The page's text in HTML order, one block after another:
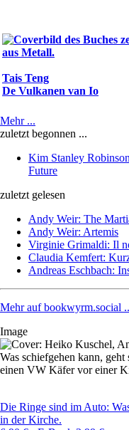
Tais Teng
De Vulkanen van Io
Mehr ...
zuletzt begonnen ...
Kim Stanley
Future
zuletzt gelesen
Andy Weir: The
Andy Weir: Artemis
Virginie Grimaldi: Il
Claudia Kemfert:
Andreas Eschbach:
Mehr auf bookwyrm.social
Image
Die Ringe sind im Auto:
in der Kirche.